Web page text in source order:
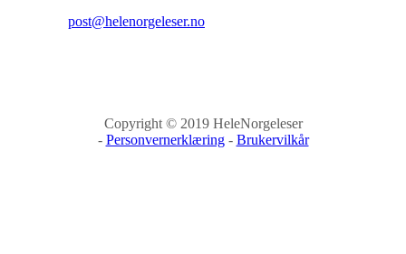
post@helenorgeleser.no
Copyright © 2019 HeleNorgeleser
- Personvernerklæring- Brukervilkår